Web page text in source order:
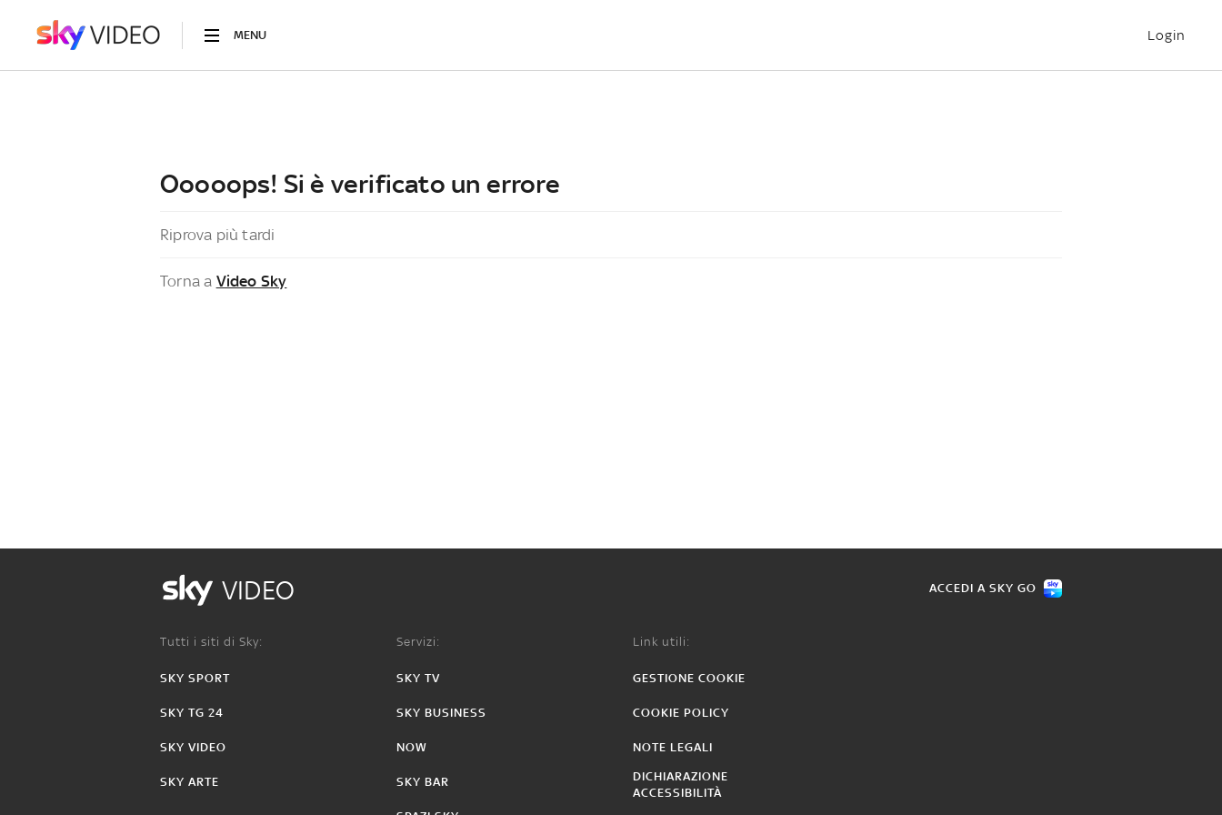
MENU Login
Ooooops! Si è verificato un errore
Riprova più tardi
Torna a Video Sky
VIDEO ACCEDI A SKY GO
Tutti i siti di Sky:
SKY SPORT
SKY TG 24
SKY VIDEO
SKY ARTE
Servizi:
SKY TV
SKY BUSINESS
NOW
SKY BAR
Link utili:
GESTIONE COOKIE
COOKIE POLICY
NOTE LEGALI
DICHIARAZIONE
ACCESSIBILITÀ